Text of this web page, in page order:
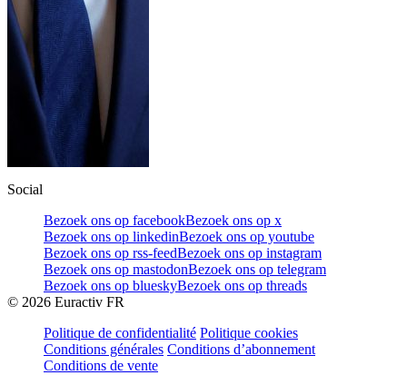
Social
Bezoek ons op facebookBezoek ons op x
Bezoek ons op linkedinBezoek ons op youtube
Bezoek ons op rss-feedBezoek ons op instagram
Bezoek ons op mastodonBezoek ons op telegram
Bezoek ons op blueskyBezoek ons op threads
© 2026 Euractiv FR
Politique de confidentialité Politique cookies
Conditions générales Conditions d’abonnement
Conditions de vente